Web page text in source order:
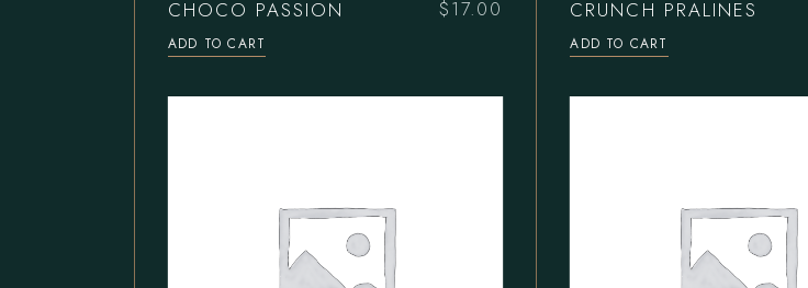
CHOCO PASSION $17.00
ADD TO CART
CRUNCH PRALINES
ADD TO CART